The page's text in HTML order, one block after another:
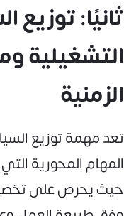
ثانيًا: توزيع
التشغيلية
الزمنية
تعد مهمة توزيع
المهام المحورية
حيث يحرص على